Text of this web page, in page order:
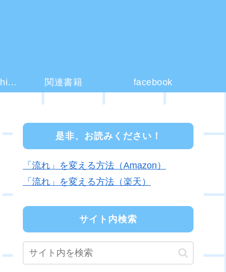
コーチング(coaching)とは？ 関連書籍 facebook
是非、お読みください！
「流れ」を変える方法（Amazon）
「流れ」を変える方法（楽天）
サイト内検索